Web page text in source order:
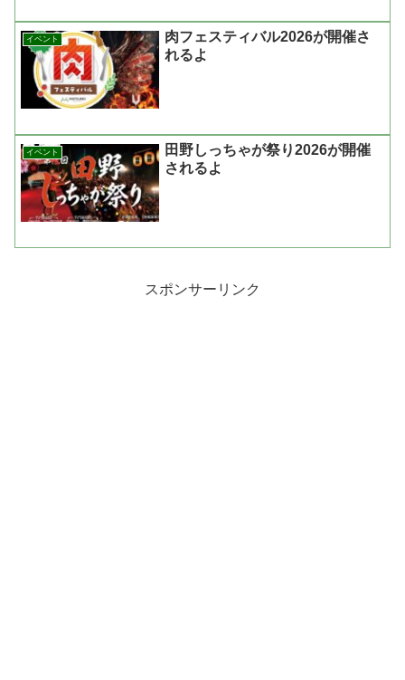
イベント
肉フェスティバル2026が開催さ
れるよ
イベント
田野しっちゃが祭り2026が開催
されるよ
スポンサーリンク